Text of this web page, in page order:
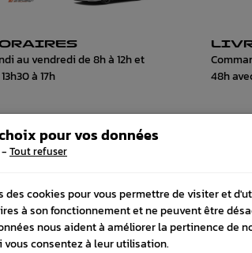
au vendredi de 8h à 12h et
à 17h
48h
pour vos données
- Tout refuser
des cookies pour vous permettre de visiter et
à son fonctionnement et ne peuvent être
nous aident à améliorer la pertinence de
vous consentez à leur utilisation.